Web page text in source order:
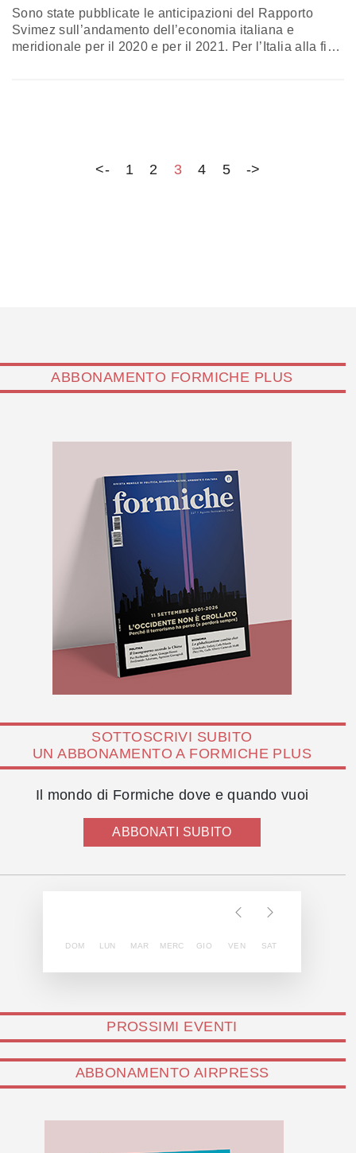
Sono state pubblicate le anticipazioni del Rapporto
Svimez sull’andamento dell’economia italiana e
meridionale per il 2020 e per il 2021. Per l’Italia alla fine
<- 1 2 3 4 5 ->
ABBONAMENTO FORMICHE PLUS
SOTTOSCRIVI SUBITO
UN ABBONAMENTO A FORMICHE PLUS
Il mondo di Formiche dove e quando vuoi
ABBONATI SUBITO
DOM LUN MAR MERC GIO VEN SAT
PROSSIMI EVENTI
ABBONAMENTO AIRPRESS